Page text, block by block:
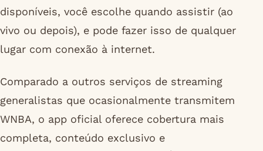
disponíveis, você escolhe quando assistir (ao
vivo ou depois), e pode fazer isso de qualquer
lugar com conexão à internet.
Comparado a outros serviços de streaming
generalistas que ocasionalmente transmitem
WNBA, o app oficial oferece cobertura mais
completa, conteúdo exclusivo e